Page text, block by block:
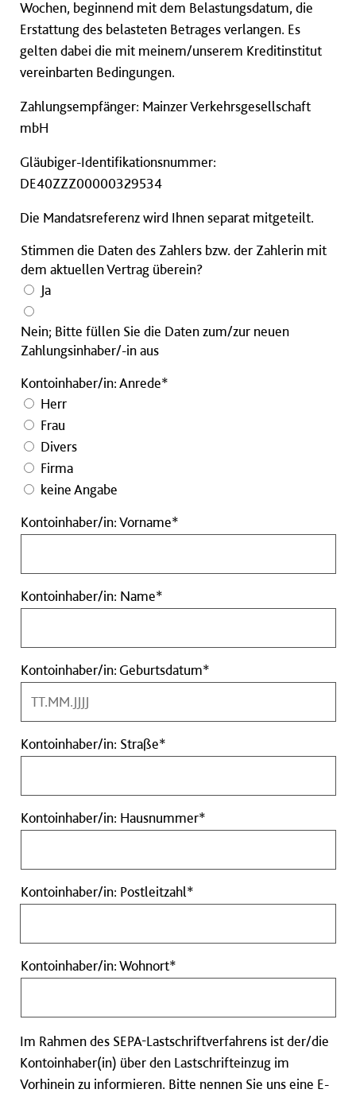
Wochen, beginnend mit dem Belastungsdatum, die
Erstattung des belasteten Betrages verlangen. Es
gelten dabei die mit meinem/unserem Kreditinstitut
vereinbarten Bedingungen.
Zahlungsempfänger: Mainzer Verkehrsgesellschaft
mbH
Gläubiger-Identifikationsnummer:
DE40ZZZ00000329534
Die Mandatsreferenz wird Ihnen separat mitgeteilt.
Stimmen die Daten des Zahlers bzw. der Zahlerin mit
dem aktuellen Vertrag überein?
Ja
Nein; Bitte füllen Sie die Daten zum/zur neuen
Zahlungsinhaber/-in aus
Kontoinhaber/in: Anrede*
Herr
Frau
Divers
Firma
keine Angabe
Kontoinhaber/in: Vorname*
Vorname
Kontoinhaber/in: Name*
Name
Kontoinhaber/in: Geburtsdatum*
Geburtsdatum
Kontoinhaber/in: Straße*
Straße
Kontoinhaber/in: Hausnummer*
Hausnummer
Kontoinhaber/in: Postleitzahl*
Postleitzahl
Kontoinhaber/in: Wohnort*
Wohnort
Im Rahmen des SEPA-Lastschriftverfahrens ist der/die
Kontoinhaber(in) über den Lastschrifteinzug im
Vorhinein zu informieren. Bitte nennen Sie uns eine E-